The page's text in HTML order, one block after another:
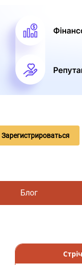
Зарегистрироваться
Блог